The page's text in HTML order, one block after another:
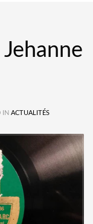
IN ACTUALITÉS